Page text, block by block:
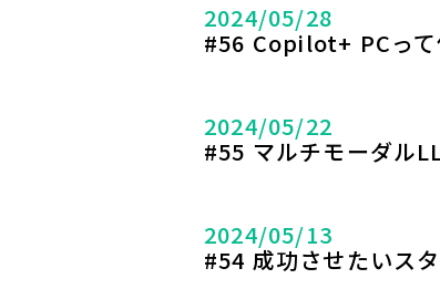
2024/05/28
#56 Copilot+ PCって
2024/05/22
#55 マルチモーダル
2024/05/13
#54 成功させたいス